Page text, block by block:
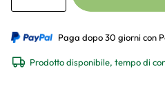
Paga dopo 30 giorni con
Prodotto disponibile, tempo di